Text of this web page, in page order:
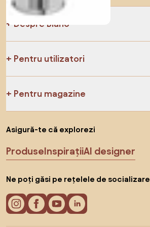
Despre Biano
Pentru utilizatori
Pentru magazine
Asigură-te că explorezi
ProduseInspirațiiAI designer
Ne poți găsi pe rețelele de socializare